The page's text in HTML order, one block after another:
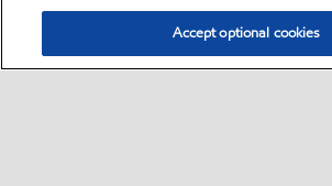
Accept optional cookies